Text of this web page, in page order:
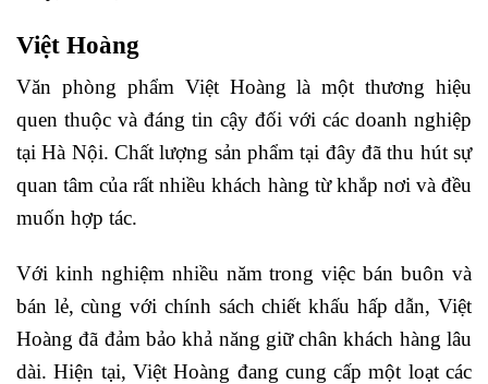
Việt Hoàng
Văn phòng phẩm Việt Hoàng là một thương hiệu
quen thuộc và đáng tin cậy đối với các doanh nghiệp
tại Hà Nội. Chất lượng sản phẩm tại đây đã thu hút sự
quan tâm của rất nhiều khách hàng từ khắp nơi và đều
muốn hợp tác.
Với kinh nghiệm nhiều năm trong việc bán buôn và
bán lẻ, cùng với chính sách chiết khấu hấp dẫn, Việt
Hoàng đã đảm bảo khả năng giữ chân khách hàng lâu
dài. Hiện tại, Việt Hoàng đang cung cấp một loạt các